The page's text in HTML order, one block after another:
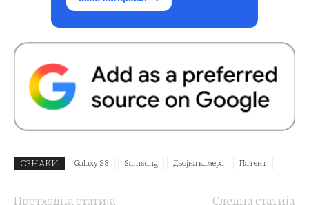
ОЗНАКИ Galaxy S8 Samsung Двојна камера Патент
Претходна статија
Следна статија